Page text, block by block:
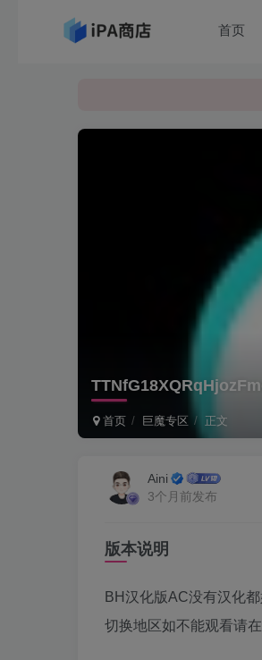
首页
首页 巨魔专区 正文
Aini
3个月前发布
版本说明
BH汉化版AC没有汉化
切换地区如不能观看请